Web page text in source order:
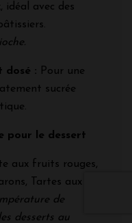
idéal avec des
dosé : Pour une
sucrée
pour le dessert
aux fruits rouges,
Tartes aux
de
desserts au